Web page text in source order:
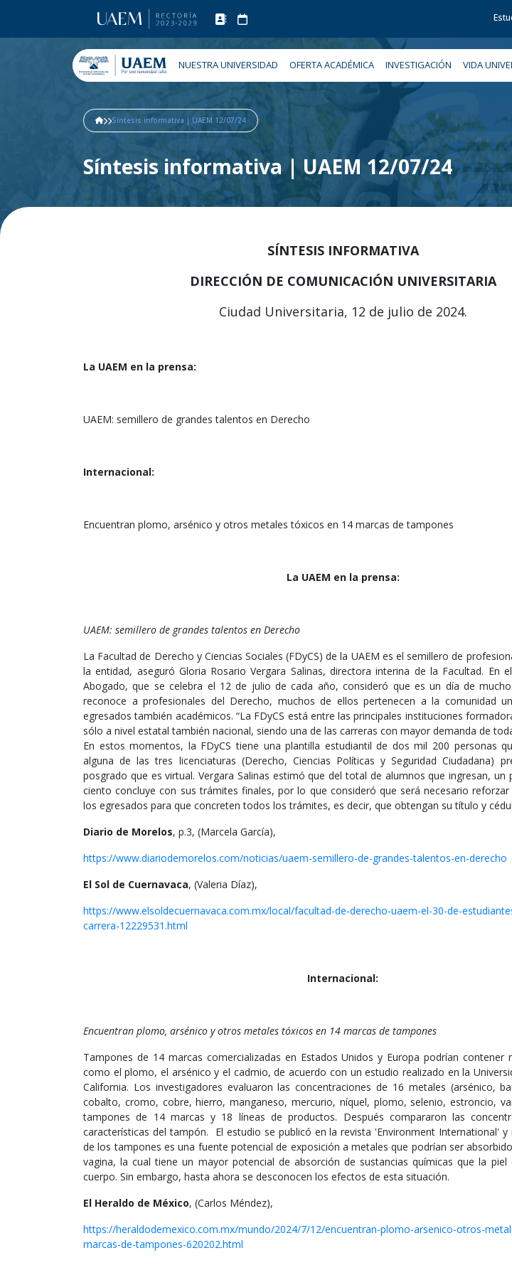
NUESTRA UNIVERSIDAD OFERTA ACADÉMICA INVESTIGACIÓN VIDA
Síntesis informativa | UAEM 12/07/24
Síntesis informativa | UAEM 12/07/24
SÍNTESIS INFORMATIVA
DIRECCIÓN DE COMUNICACIÓN UNIVERSITARIA
Ciudad Universitaria, 12 de julio de 2024.
La UAEM en la prensa:
UAEM: semillero de grandes talentos en Derecho
Internacional:
Encuentran plomo, arsénico y otros metales tóxicos en 14 marcas de tampones
La UAEM en la prensa:
UAEM: semillero de grandes talentos en Derecho
La Facultad de Derecho y Ciencias Sociales (FDyCS) de la UAEM es el semillero de
la entidad, aseguró Gloria Rosario Vergara Salinas, directora interina de la Facultad. En
Abogado, que se celebra el 12 de julio de cada año, consideró que es un día de
reconoce a profesionales del Derecho, muchos de ellos pertenecen a la comunidad
egresados también académicos. “La FDyCS está entre las principales instituciones
sólo a nivel estatal también nacional, siendo una de las carreras con mayor demanda de
En estos momentos, la FDyCS tiene una plantilla estudiantil de dos mil 200 personas
alguna de las tres licenciaturas (Derecho, Ciencias Políticas y Seguridad Ciudadana)
posgrado que es virtual. Vergara Salinas estimó que del total de alumnos que ingresan,
ciento concluye con sus trámites finales, por lo que consideró que será necesario
los egresados para que concreten todos los trámites, es decir, que obtengan su título y
Diario de Morelos, p.3, (Marcela García),
https://www.diariodemorelos.com/noticias/uaem-semillero-de-grandes-talentos-en-derecho
El Sol de Cuernavaca, (Valeria Díaz),
https://www.elsoldecuernavaca.com.mx/local/facultad-de-derecho-uaem-el-30-de-
carrera-12229531.html
Internacional:
Encuentran plomo, arsénico y otros metales tóxicos en 14 marcas de tampones
Tampones de 14 marcas comercializadas en Estados Unidos y Europa podrían contener
como el plomo, el arsénico y el cadmio, de acuerdo con un estudio realizado en la
California. Los investigadores evaluaron las concentraciones de 16 metales (arsénico,
cobalto, cromo, cobre, hierro, manganeso, mercurio, níquel, plomo, selenio, estroncio,
tampones de 14 marcas y 18 líneas de productos. Después compararon las
características del tampón. El estudio se publicó en la revista 'Environment International'
de los tampones es una fuente potencial de exposición a metales que podrían ser
vagina, la cual tiene un mayor potencial de absorción de sustancias químicas que la
cuerpo. Sin embargo, hasta ahora se desconocen los efectos de esta situación.
El Heraldo de México, (Carlos Méndez),
https://heraldodemexico.com.mx/mundo/2024/7/12/encuentran-plomo-arsenico-otros-
marcas-de-tampones-620202.html